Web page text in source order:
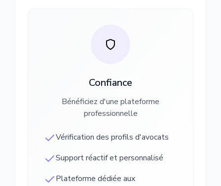
Confiance
Bénéficiez d'une plateforme
professionnelle
Vérification des profils d'avocats
Support réactif et personnalisé
Plateforme dédiée aux